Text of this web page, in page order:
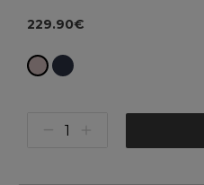
229.90€